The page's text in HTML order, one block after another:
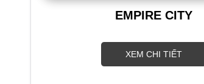
EMPIRE CITY
XEM CHI TIẾT